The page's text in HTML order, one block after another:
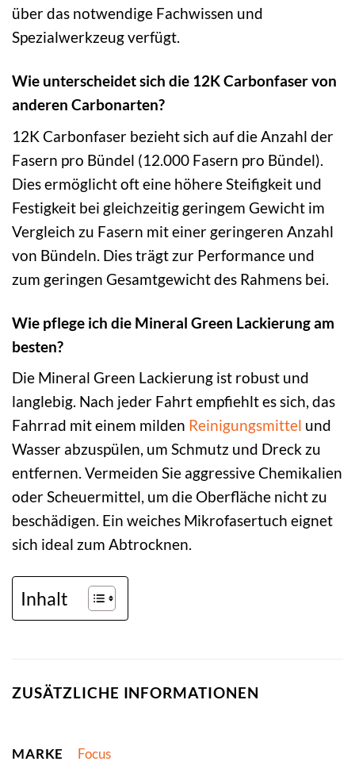
über das notwendige Fachwissen und
Spezialwerkzeug verfügt.
Wie unterscheidet sich die 12K Carbonfaser von
anderen Carbonarten?
12K Carbonfaser bezieht sich auf die Anzahl der
Fasern pro Bündel (12.000 Fasern pro Bündel).
Dies ermöglicht oft eine höhere Steifigkeit und
Festigkeit bei gleichzeitig geringem Gewicht im
Vergleich zu Fasern mit einer geringeren Anzahl
von Bündeln. Dies trägt zur Performance und
zum geringen Gesamtgewicht des Rahmens bei.
Wie pflege ich die Mineral Green Lackierung am
besten?
Die Mineral Green Lackierung ist robust und
langlebig. Nach jeder Fahrt empfiehlt es sich, das
Fahrrad mit einem milden Reinigungsmittel und
Wasser abzuspülen, um Schmutz und Dreck zu
entfernen. Vermeiden Sie aggressive Chemikalien
oder Scheuermittel, um die Oberfläche nicht zu
beschädigen. Ein weiches Mikrofasertuch eignet
sich ideal zum Abtrocknen.
Inhalt
ZUSÄTZLICHE INFORMATIONEN
MARKE Focus